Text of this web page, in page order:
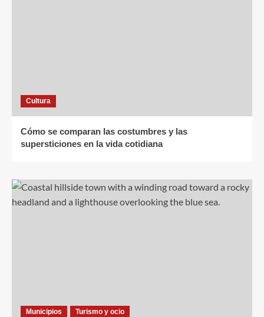
Cultura
Cómo se comparan las costumbres y las
supersticiones en la vida cotidiana
Municipios Turismo y ocio